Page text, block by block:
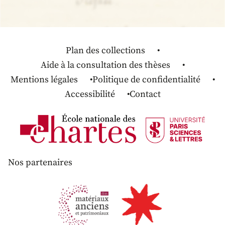
Plan des collections
Aide à la consultation des thèses
Mentions légales
Politique de confidentialité
Accessibilité
Contact
Nos partenaires